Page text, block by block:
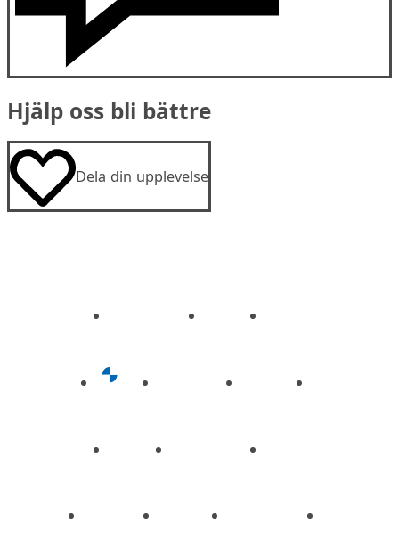
Hjälp oss bli bättre
Dela din upplevelse